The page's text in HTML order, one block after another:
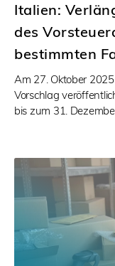
Italien:
des
bestimmten
Am 27. Oktober
Vorschlag
bis zum 31.